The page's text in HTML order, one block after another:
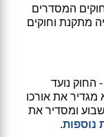
חוקים המסדרים
מתקנת וחוקים
- החוק נועד
מגדיר את אורכו
ביום או 45 שעות לשבוע ומסדיר את
נוספות.